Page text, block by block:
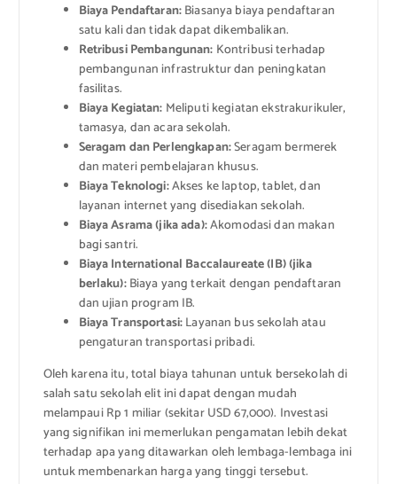
Biaya Pendaftaran:Biasanya biaya pendaftaran
satu kali dan tidak dapat dikembalikan.
Retribusi Pembangunan: Kontribusi terhadap
pembangunan infrastruktur dan peningkatan
fasilitas.
Biaya Kegiatan: Meliputi kegiatan ekstrakurikuler,
tamasya, dan acara sekolah.
Seragam dan Perlengkapan:Seragam bermerek
dan materi pembelajaran khusus.
Biaya Teknologi:Akses ke laptop, tablet, dan
layanan internet yang disediakan sekolah.
Biaya Asrama (jika ada):Akomodasi dan makan
bagi santri.
Biaya International Baccalaureate (IB) (jika
berlaku):Biaya yang terkait dengan pendaftaran
dan ujian program IB.
Biaya Transportasi:Layanan bus sekolah atau
pengaturan transportasi pribadi.
Oleh karena itu, total biaya tahunan untuk bersekolah di
salah satu sekolah elit ini dapat dengan mudah
melampaui Rp 1 miliar (sekitar USD 67,000). Investasi
yang signifikan ini memerlukan pengamatan lebih dekat
terhadap apa yang ditawarkan oleh lembaga-lembaga ini
untuk membenarkan harga yang tinggi tersebut.